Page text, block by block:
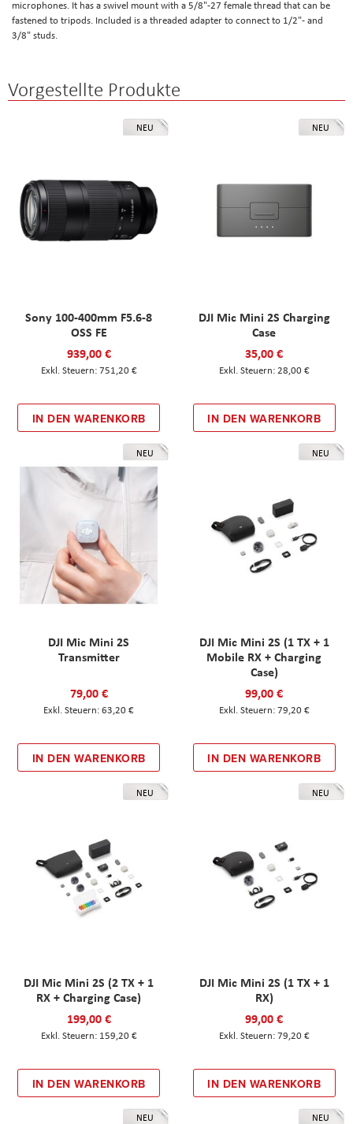
microphones. It has a swivel mount with a 5/8"-27 female thread that can be
fastened to tripods. Included is a threaded adapter to connect to 1/2"- and
3/8" studs.
Vorgestellte Produkte
NEU
Sony 100-400mm F5.6-8
OSS FE
939,00 €
751,20 €
IN DEN WARENKORB
NEU
DJI Mic Mini 2S Charging
Case
35,00 €
28,00 €
IN DEN WARENKORB
NEU
DJI Mic Mini 2S
Transmitter
79,00 €
63,20 €
IN DEN WARENKORB
NEU
DJI Mic Mini 2S (1 TX + 1
Mobile RX + Charging
Case)
99,00 €
79,20 €
IN DEN WARENKORB
NEU
DJI Mic Mini 2S (2 TX + 1
RX + Charging Case)
199,00 €
159,20 €
IN DEN WARENKORB
NEU
DJI Mic Mini 2S (1 TX + 1
RX)
99,00 €
79,20 €
IN DEN WARENKORB
NEU NEU